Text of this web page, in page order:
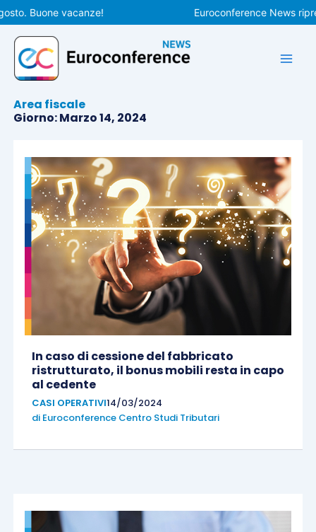
Vai
al
contenuto
Buone vacanze! Euroconference News
Area fiscale
Giorno: Marzo 14, 2024
In caso di cessione del fabbricato
ristrutturato, il bonus mobili resta in capo
al cedente
CASI OPERATIVI14/03/2024
di Euroconference Centro Studi Tributari